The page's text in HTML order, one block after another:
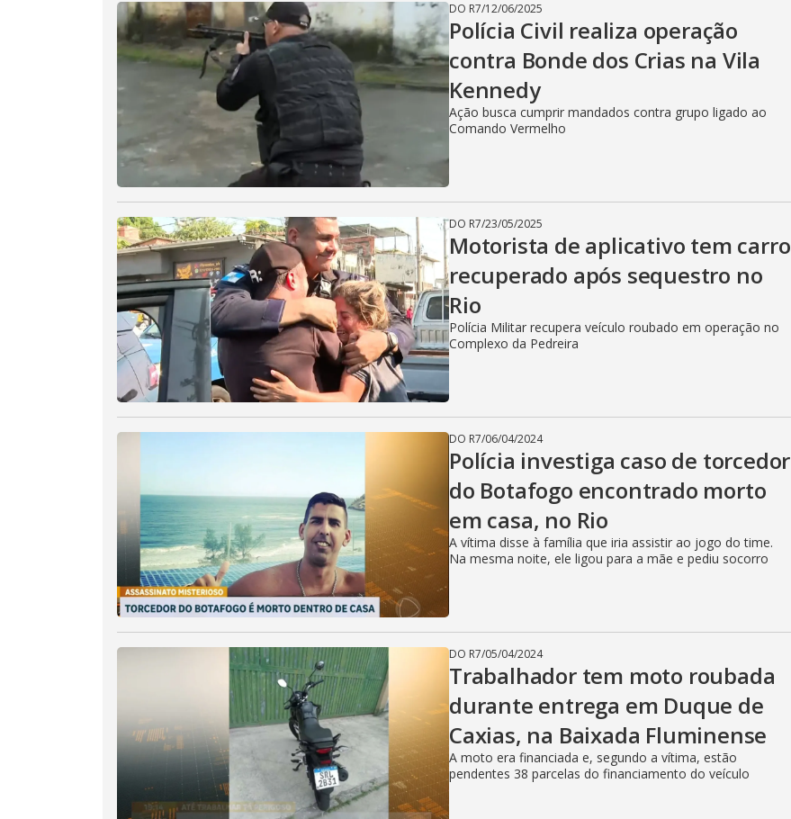
DO R7/12/06/2025
Polícia Civil realiza operação
contra Bonde dos Crias na Vila
Kennedy
Ação busca cumprir mandados contra grupo ligado ao
Comando Vermelho
DO R7/23/05/2025
Motorista de aplicativo tem carro
recuperado após sequestro no
Rio
Polícia Militar recupera veículo roubado em operação no
Complexo da Pedreira
DO R7/06/04/2024
Polícia investiga caso de torcedor
do Botafogo encontrado morto
em casa, no Rio
A vítima disse à família que iria assistir ao jogo do time.
Na mesma noite, ele ligou para a mãe e pediu socorro
DO R7/05/04/2024
Trabalhador tem moto roubada
durante entrega em Duque de
Caxias, na Baixada Fluminense
A moto era financiada e, segundo a vítima, estão
pendentes 38 parcelas do financiamento do veículo